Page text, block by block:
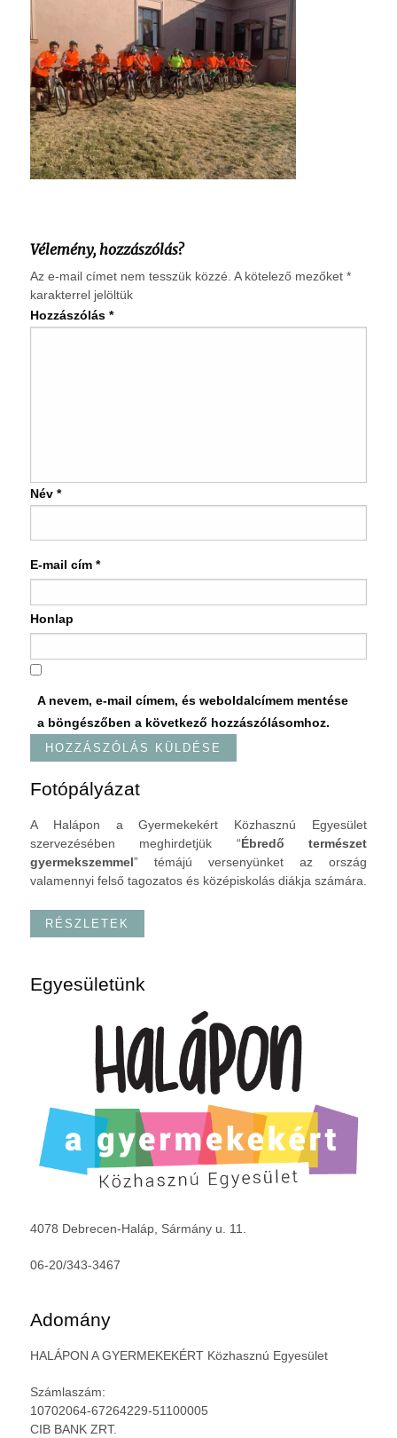
Vélemény, hozzászólás?
Az e-mail címet nem tesszük közzé. A kötelező mezőket *
karakterrel jelöltük
Hozzászólás *
Név *
E-mail cím *
Honlap
A nevem, e-mail címem, és weboldalcímem mentése
a böngészőben a következő hozzászólásomhoz.
Fotópályázat
A Halápon a Gyermekekért Közhasznú Egyesület
szervezésében meghirdetjük “Ébredő természet
gyermekszemmel” témájú versenyünket az ország
valamennyi felső tagozatos és középiskolás diákja számára.
RÉSZLETEK
Egyesületünk
4078 Debrecen-Haláp, Sármány u. 11.
06-20/343-3467
Adomány
HALÁPON A GYERMEKEKÉRT Közhasznú Egyesület
Számlaszám:
10702064-67264229-51100005
CIB BANK ZRT.